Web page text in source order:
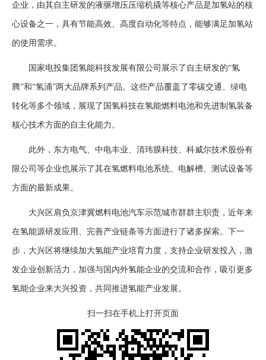
企业，由其自主研发的液驱增压压缩机撬等核心产品是加氢站的核
心设备之一，具有节能高效、高度自动化等特点，能够满足加氢站
的使用需求。
国家电投集团氢能科技发展有限公司展示了自主研发的“氢
腾”和“氢涌”两大品牌系列产品。这些产品覆盖了零碳交通、绿电
转化等多个领域，展现了国氢科技在氢能燃料电池和先进制氢装备
核心技术方面的自主化能力。
此外，东方电气、中电丰业、清玮膜科技、科威尔技术股份有
限公司等企业也展示了其在氢燃料电池系统、电解槽、测试设备等
方面的最新成果。
大兴区肩负京津冀燃料电池汽车示范城市群群主职责，近年来
在氢能源研发应用、完善产业链条等方面进行了诸多探索。下一
步，大兴区将继续加大氢能产业培育力度，支持企业研发投入，激
发企业创新活力，加强与国内外氢能企业的交流和合作，吸引更多
氢能企业来大兴投资，共同推进氢能产业发展。
扫一扫在手机上打开页面